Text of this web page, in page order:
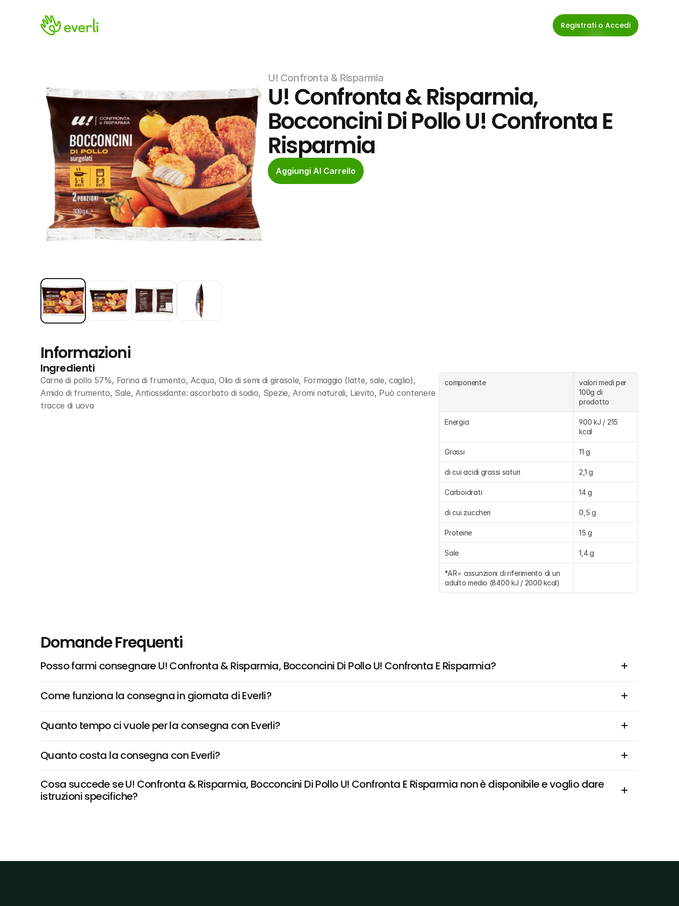
Registrati o Accedi
U! Confronta & Risparmia
U! Confronta & Risparmia,
Bocconcini Di Pollo U! Confronta E
Risparmia
Aggiungi Al Carrello
Informazioni
Ingredienti
Carne di pollo 57%, Farina di frumento, Acqua, Olio di semi di girasole, Formaggio (latte, sale, caglio),
Amido di frumento, Sale, Antiossidante: ascorbato di sodio, Spezie, Aromi naturali, Lievito, Può contenere
tracce di uova
componente
valori medi per
100g di
prodotto
Energia
900 kJ / 215
kcal
Grassi 11 g
di cui acidi grassi saturi 2,1 g
Carboidrati 14 g
di cui zuccheri 0,5 g
Proteine 15 g
Sale 1,4 g
*AR= assunzioni di riferimento di un
adulto medio (8400 kJ / 2000 kcal)
Domande Frequenti
Posso farmi consegnare U! Confronta & Risparmia, Bocconcini Di Pollo U! Confronta E Risparmia?
Come funziona la consegna in giornata di Everli?
Quanto tempo ci vuole per la consegna con Everli?
Quanto costa la consegna con Everli?
Cosa succede se U! Confronta & Risparmia, Bocconcini Di Pollo U! Confronta E Risparmia non è disponibile e voglio dare
istruzioni specifiche?